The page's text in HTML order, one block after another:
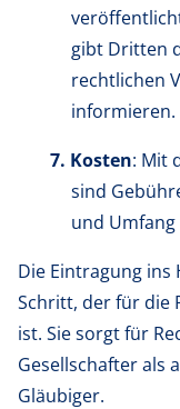
gibt Dritten
rechtlichen
informieren.
Kosten: Mit
sind
und
Die Eintragung
Schritt, der für die
ist. Sie sorgt für
Gesellschafter als
Gläubiger.